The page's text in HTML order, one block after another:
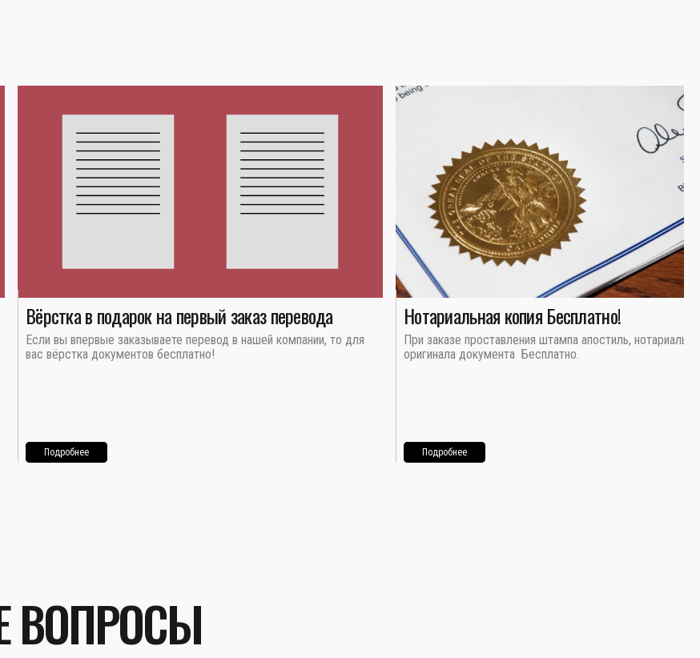
Вёрстка в подарок на первый заказ перевода
Если вы впервые заказываете перевод в нашей компании, то для
вас вёрстка документов бесплатно!
Подробнее
Нотариальная копия Бесплатно!
При заказе проставления штампа апостиль,
оригинала документа Бесплатно.
Подробнее
ВОПРОСЫ